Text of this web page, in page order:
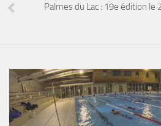
Sorties 2014
Formations
Lac Merveilleux
AUDIOVISUEL
Palmes du Lac : 19e édition le